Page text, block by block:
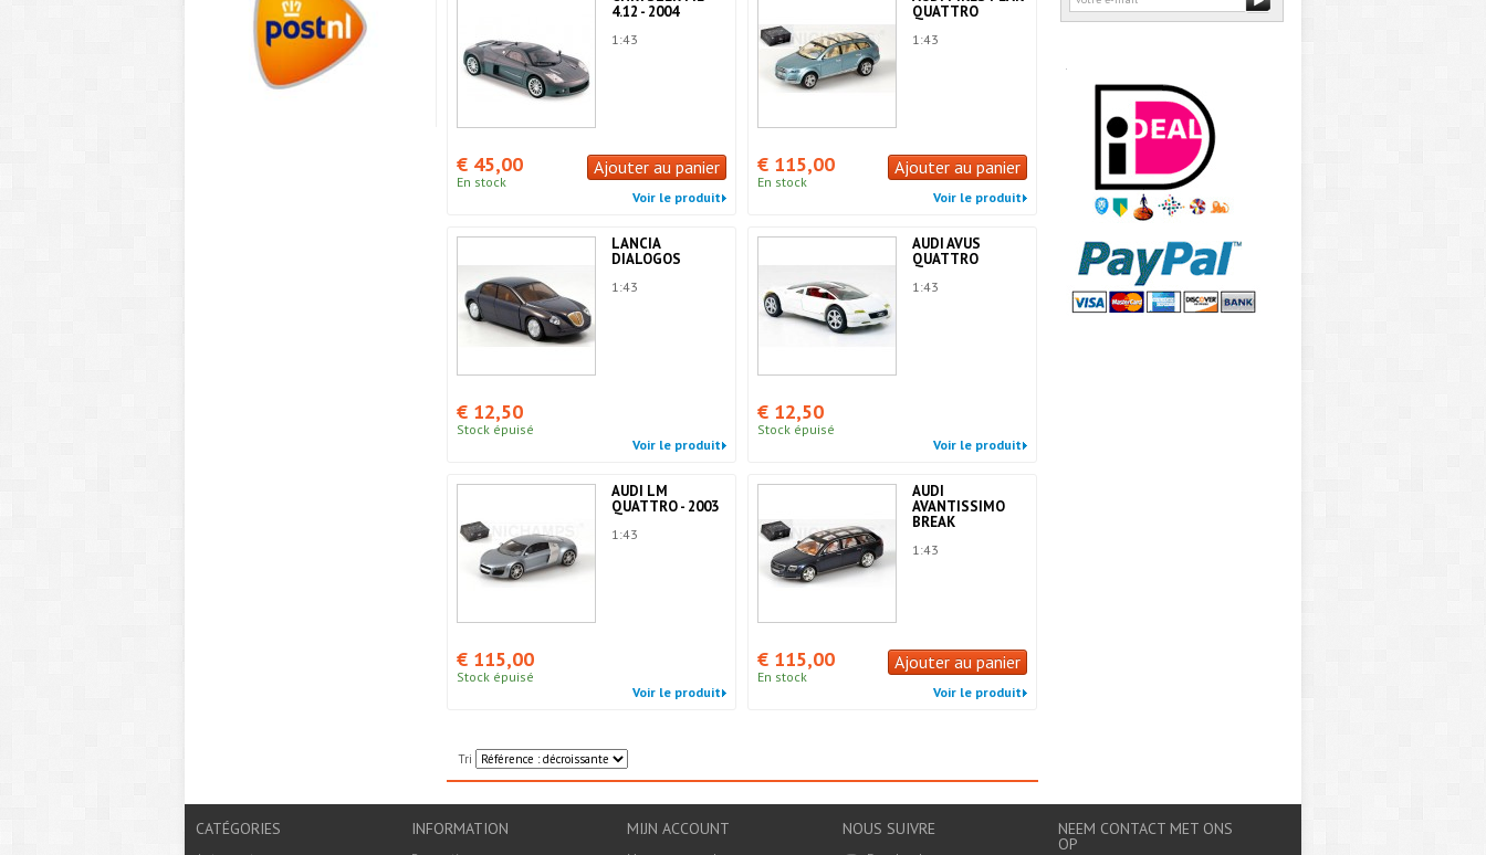
4.12 - 2004
1:43
€ 45,00
En stock
Ajouter au panier
Voir le produit
QUATTRO
1:43
€ 115,00
En stock
Ajouter au panier
Voir le produit
LANCIA
DIALOGOS
1:43
€ 12,50
Stock épuisé
Voir le produit
AUDI AVUS
QUATTRO
1:43
€ 12,50
Stock épuisé
Voir le produit
AUDI LM
QUATTRO - 2003
1:43
€ 115,00
Stock épuisé
Voir le produit
AUDI
AVANTISSIMO
BREAK
1:43
€ 115,00
En stock
Ajouter au panier
Voir le produit
Tri
CATÉGORIES INFORMATION MIJN ACCOUNT NOUS SUIVRE NEEM CONTACT MET ONS
OP